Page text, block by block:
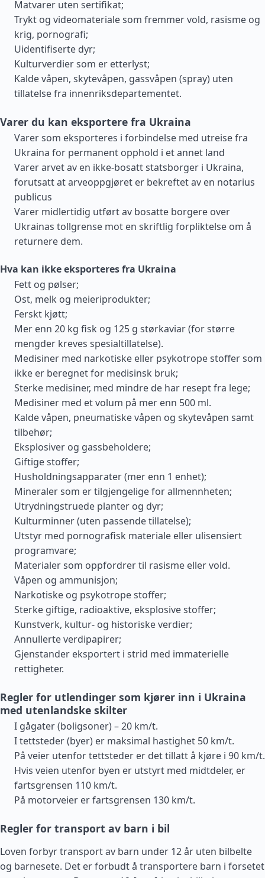
Matvarer uten sertifikat;
Trykt og videomateriale som fremmer vold, rasisme og
krig, pornografi;
Uidentifiserte dyr;
Kulturverdier som er etterlyst;
Kalde våpen, skytevåpen, gassvåpen (spray) uten
tillatelse fra innenriksdepartementet.
Varer du kan eksportere fra Ukraina
Varer som eksporteres i forbindelse med utreise fra
Ukraina for permanent opphold i et annet land
Varer arvet av en ikke-bosatt statsborger i Ukraina,
forutsatt at arveoppgjøret er bekreftet av en notarius
publicus
Varer midlertidig utført av bosatte borgere over
Ukrainas tollgrense mot en skriftlig forpliktelse om å
returnere dem.
Hva kan ikke eksporteres fra Ukraina
Fett og pølser;
Ost, melk og meieriprodukter;
Ferskt kjøtt;
Mer enn 20 kg fisk og 125 g størkaviar (for større
mengder kreves spesialtillatelse).
Medisiner med narkotiske eller psykotrope stoffer som
ikke er beregnet for medisinsk bruk;
Sterke medisiner, med mindre de har resept fra lege;
Medisiner med et volum på mer enn 500 ml.
Kalde våpen, pneumatiske våpen og skytevåpen samt
tilbehør;
Eksplosiver og gassbeholdere;
Giftige stoffer;
Husholdningsapparater (mer enn 1 enhet);
Mineraler som er tilgjengelige for allmennheten;
Utrydningstruede planter og dyr;
Kulturminner (uten passende tillatelse);
Utstyr med pornografisk materiale eller ulisensiert
programvare;
Materialer som oppfordrer til rasisme eller vold.
Våpen og ammunisjon;
Narkotiske og psykotrope stoffer;
Sterke giftige, radioaktive, eksplosive stoffer;
Kunstverk, kultur- og historiske verdier;
Annullerte verdipapirer;
Gjenstander eksportert i strid med immaterielle
rettigheter.
Regler for utlendinger som kjører inn i Ukraina
med utenlandske skilter
I gågater (boligsoner) – 20 km/t.
I tettsteder (byer) er maksimal hastighet 50 km/t.
På veier utenfor tettsteder er det tillatt å kjøre i 90 km/t.
Hvis veien utenfor byen er utstyrt med midtdeler, er
fartsgrensen 110 km/t.
På motorveier er fartsgrensen 130 km/t.
Regler for transport av barn i bil
Loven forbyr transport av barn under 12 år uten bilbelte
og barnesete. Det er forbudt å transportere barn i forsetet